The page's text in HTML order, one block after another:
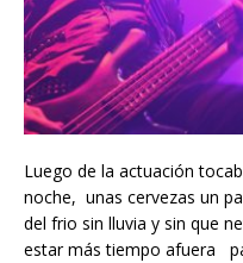
Luego de la actuación
noche, unas cervezas un
del frio sin lluvia y sin que
estar más tiempo afuera